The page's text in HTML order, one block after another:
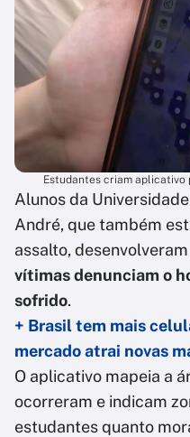
Estudantes criam aplicativo
Alunos da
André, que também
assalto,
vítimas denunciam o
sofrido.
+ Brasil tem mais
mercado atrai novas
O aplicativo mapeia a
ocorreram e indicam
estudantes quanto